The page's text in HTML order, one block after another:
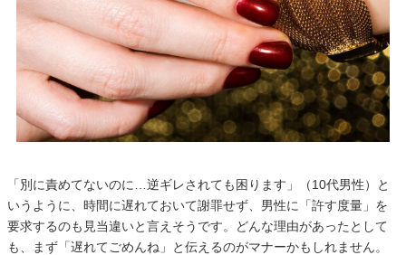
「別に責めてないのに…逆ギレされても困ります」（10代男性）と
いうように、時間に遅れておいて謝罪せず、男性に「許す度量」を
要求するのも見当違いと言えそうです。どんな理由があったとして
も、まず「遅れてごめんね」と伝えるのがマナーかもしれません。